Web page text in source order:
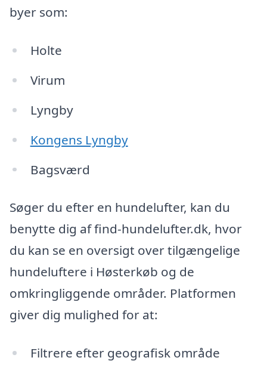
byer som:
Holte
Virum
Lyngby
Kongens Lyngby
Bagsværd
Søger du efter en hundelufter, kan du
benytte dig af find-hundelufter.dk, hvor
du kan se en oversigt over tilgængelige
hundeluftere i Høsterkøb og de
omkringliggende områder. Platformen
giver dig mulighed for at:
Filtrere efter geografisk område